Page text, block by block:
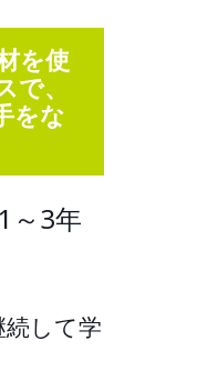
を使
、
をな
～3年
して学